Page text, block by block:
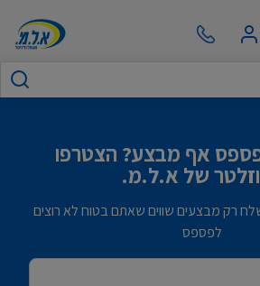
אף מבצע? הצטרפו
של א.ל.מ.
רק מבצעים שווים שאתם בטוח לא רוצים
לפספס